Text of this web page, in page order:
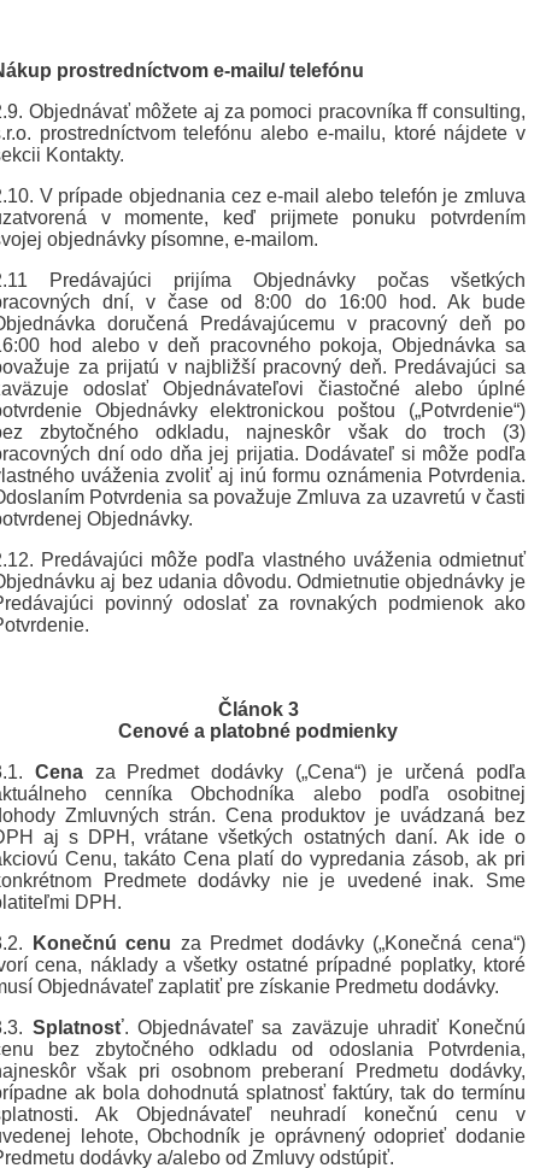
prostredníctvom e-mailu/ telefónu
Objednávať môžete aj za pomoci pracovníka ff consulting,
prostredníctvom telefónu alebo e-mailu, ktoré nájdete v
Kontakty.
V prípade objednania cez e-mail alebo telefón je zmluva
v momente, keď prijmete ponuku potvrdením
objednávky písomne, e-mailom.
Predávajúci prijíma Objednávky počas všetkých
dní, v čase od 8:00 do 16:00 hod. Ak bude
doručená Predávajúcemu v pracovný deň po
hod alebo v deň pracovného pokoja, Objednávka sa
za prijatú v najbližší pracovný deň. Predávajúci sa
odoslať Objednávateľovi čiastočné alebo úplné
Objednávky elektronickou poštou („Potvrdenie“)
zbytočného odkladu, najneskôr však do troch (3)
dní odo dňa jej prijatia. Dodávateľ si môže podľa
uváženia zvoliť aj inú formu oznámenia Potvrdenia.
Potvrdenia sa považuje Zmluva za uzavretú v časti
Objednávky.
Predávajúci môže podľa vlastného uváženia odmietnuť
aj bez udania dôvodu. Odmietnutie objednávky je
povinný odoslať za rovnakých podmienok ako
Článok 3
Cenové a platobné podmienky
Cenaza Predmet dodávky („Cena“) je určená podľa
cenníka Obchodníka alebo podľa osobitnej
Zmluvných strán. Cena produktov je uvádzaná bez
aj s DPH, vrátane všetkých ostatných daní. Ak ide o
Cenu, takáto Cena platí do vypredania zásob, ak pri
Predmete dodávky nie je uvedené inak. Sme
DPH.
Konečnú cenu za Predmet dodávky („Konečná cena“)
cena, náklady a všetky ostatné prípadné poplatky, ktoré
Objednávateľ zaplatiť pre získanie Predmetu dodávky.
Splatnosť. Objednávateľ sa zaväzuje uhradiť Konečnú
bez zbytočného odkladu od odoslania Potvrdenia,
však pri osobnom preberaní Predmetu dodávky,
ak bola dohodnutá splatnosť faktúry, tak do termínu
Ak Objednávateľ neuhradí konečnú cenu v
lehote, Obchodník je oprávnený odoprieť dodanie
dodávky a/alebo od Zmluvy odstúpiť.